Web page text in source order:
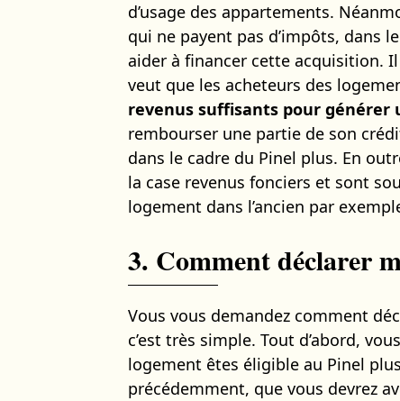
d’usage des appartements.
qui ne payent pas d’impôts, dans
aider à financer cette acquisition.
veut que les acheteurs des
revenus suffisants pour générer
rembourser une partie de son
dans le cadre du Pinel plus. En
la case revenus fonciers et sont
logement dans l’ancien par
3. Comment déclarer
Vous vous demandez comment
c’est très simple. Tout d’abord,
logement êtes éligible au Pinel
précédemment, que vous devrez